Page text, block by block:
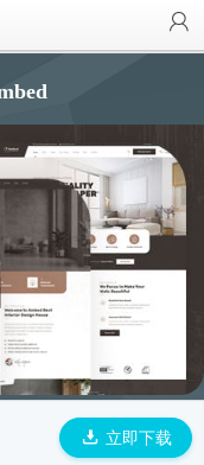
立即下载